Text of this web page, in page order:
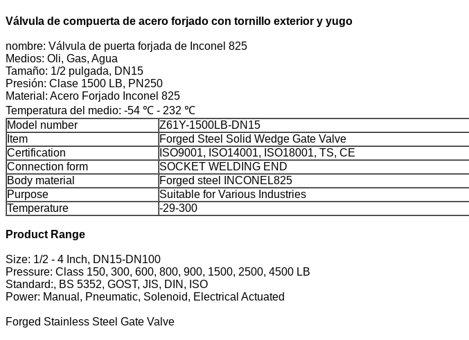
Válvula de compuerta de acero forjado con tornillo exterior y yugo
nombre: Válvula de puerta forjada de Inconel 825
Medios: Oli, Gas, Agua
Tamaño: 1/2 pulgada, DN15
Presión: Clase 1500 LB, PN250
Material: Acero Forjado Inconel 825
Temperatura del medio: -54 ℃ - 232 ℃
Model number
Z61Y-1500LB-DN15
Item
Forged Steel Solid Wedge Gate Valve
Certification
ISO9001, ISO14001, ISO18001, TS, CE
Connection form
SOCKET WELDING END
Body material
Forged steel INCONEL825
Purpose
Suitable for Various Industries
Temperature
-29-300
Product Range
Size: 1/2 - 4 Inch, DN15-DN100
Pressure: Class 150, 300, 600, 800, 900, 1500, 2500, 4500 LB
Standard:, BS 5352, GOST, JIS, DIN, ISO
Power: Manual, Pneumatic, Solenoid, Electrical Actuated
Forged Stainless Steel Gate Valve